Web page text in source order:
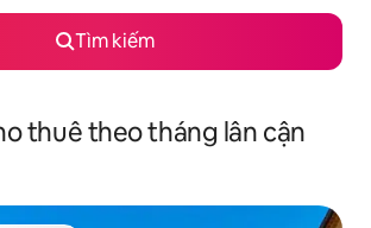
Tìm kiếm
thuê theo tháng lân cận